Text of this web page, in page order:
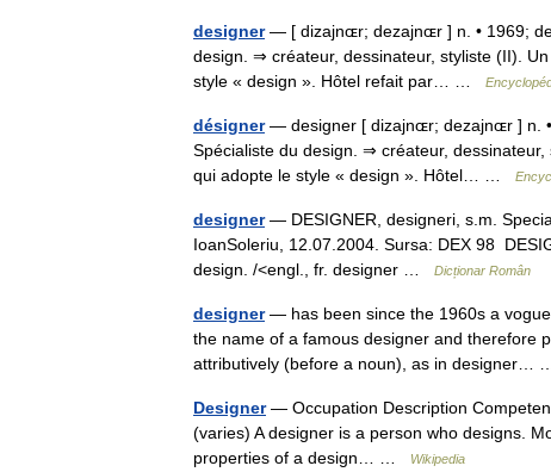
designer— [ dizajnɶr; dezajnɶr ] n. • 1969; de
design. ⇒ créateur, dessinateur, styliste (II).
style « design ». Hôtel refait par… …
désigner— designer [ dizajnɶr; dezajnɶr ] n. •
Spécialiste du design. ⇒ créateur,
qui adopte le style « design ». Hôtel… …
designer— DESIGNER, designeri, s.m.
IoanSoleriu, 12.07.2004. Sursa: DEX 98
design. /<engl., fr. designer …
Dicționar Român
designer— has been since the 1960s a
the name of a famous designer and therefore
attributively (before a noun), as in designer…
Designer— Occupation Description
(varies) A designer is a person who designs.
properties of a design… …
Wikipedia